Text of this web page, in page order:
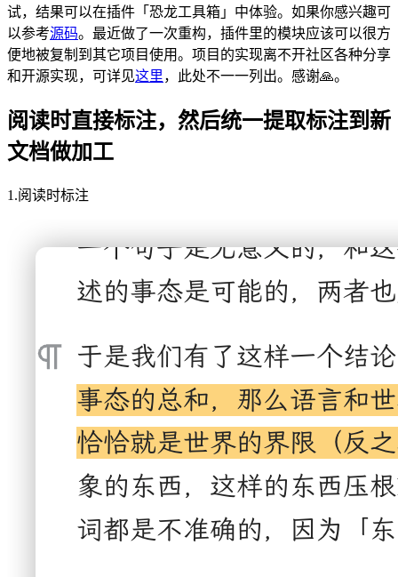
试，结果可以在插件「恐龙工具箱」中体验。如果你感兴趣可
以参考源码。最近做了一次重构，插件里的模块应该可以很方
便地被复制到其它项目使用。项目的实现离不开社区各种分享
和开源实现，可详见这里，此处不一一列出。感谢🙏。
阅读时直接标注，然后统一提取标注到新
文档做加工
1.阅读时标注